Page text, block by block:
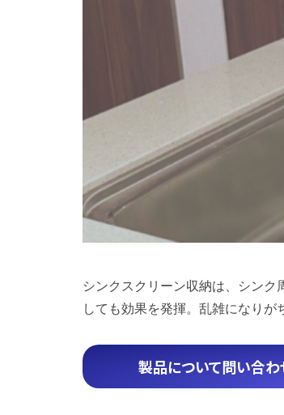
シンクスクリーン収納は、シン
しても効果を発揮。乱雑になりが
製品について問い合わ